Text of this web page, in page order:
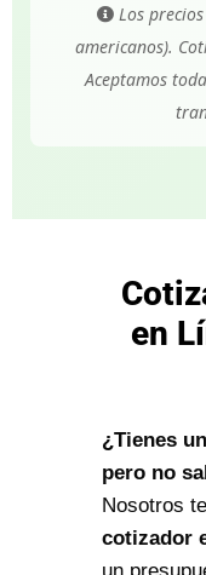
Los
americanos).
Aceptamos
en
¿Tienes
pero no
Nosotros
cotizador
un